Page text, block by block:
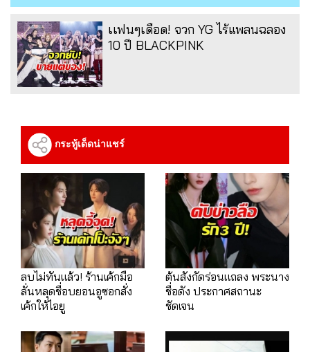
เเฟนๆเดือด! จวก YG ไร้แพลนฉลอง
10 ปี BLACKPINK
กระทู้เด็ดน่าแชร์
ลบไม่ทันแล้ว! ร้านเค้กมือ
ลั่นหลุดชื่อบยอนอูซอกสั่ง
เค้กให้ไอยู
ต้นสังกัดร่อนแถลง พระนาง
ชื่อดัง ประกาศสถานะ
ชัดเจน